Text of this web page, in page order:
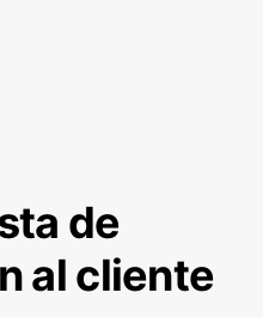
de
al cliente